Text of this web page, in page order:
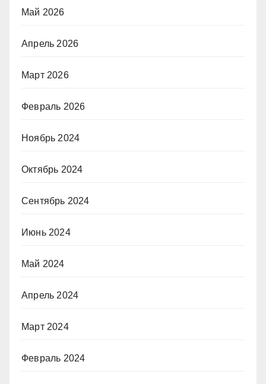
Май 2026
Апрель 2026
Март 2026
Февраль 2026
Ноябрь 2024
Октябрь 2024
Сентябрь 2024
Июнь 2024
Май 2024
Апрель 2024
Март 2024
Февраль 2024